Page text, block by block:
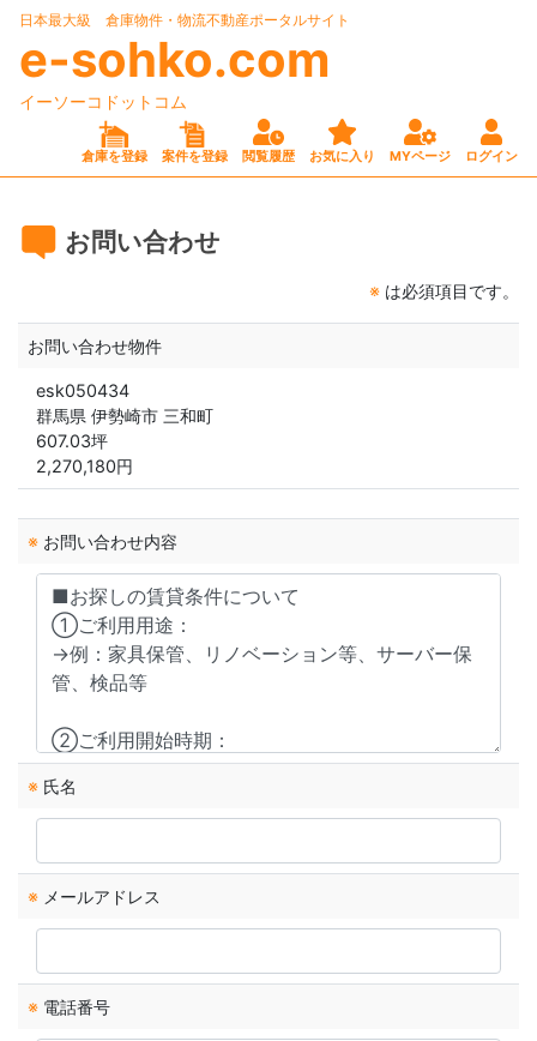
日本最大級 倉庫物件・物流不動産ポータルサイト
e-sohko.com
イーソーコドットコム
倉庫を登録 案件を登録 閲覧履歴 お気に入り MYページ ログイン
お問い合わせ
※ は必須項目です。
お問い合わせ物件
esk050434
群馬県 伊勢崎市 三和町
607.03坪
2,270,180円
※ お問い合わせ内容
※ 氏名
※ メールアドレス
※ 電話番号